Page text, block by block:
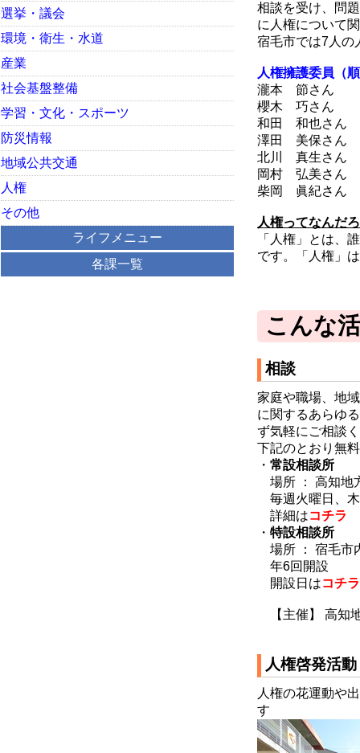
相談を受け、問
に人権について
宿毛市では7人の
人権擁護委員（
瀧本 節さん
櫻木 巧さん
和田 和也さん
澤田 美保さん
北川 真生さん
岡村 弘美さん
柴岡 眞紀さん
人権ってなんだ
「人権」とは、
です。「人権」
こんな
相談
家庭や職場、地
に関するあらゆ
ず気軽にご相談
下記のとおり無
・ 常設相談所
場所 ： 高知地
毎週火曜日、
詳細はコチラ
・ 特設相談所
場所 ： 宿毛市
年6回開設
開設日はコチラ
【主催】 高知
人権啓発活動
人権の花運動や
す
選挙・議会
環境・衛生・水道
産業
社会基盤整備
学習・文化・スポーツ
防災情報
地域公共交通
人権
その他
ライフメニュー
各課一覧